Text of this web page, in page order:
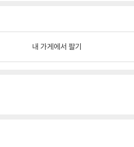
내 가게에서 팔기